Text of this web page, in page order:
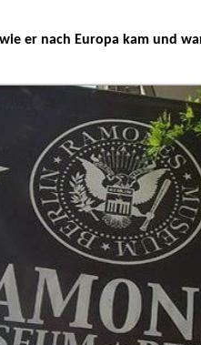
er nach Europa kam und